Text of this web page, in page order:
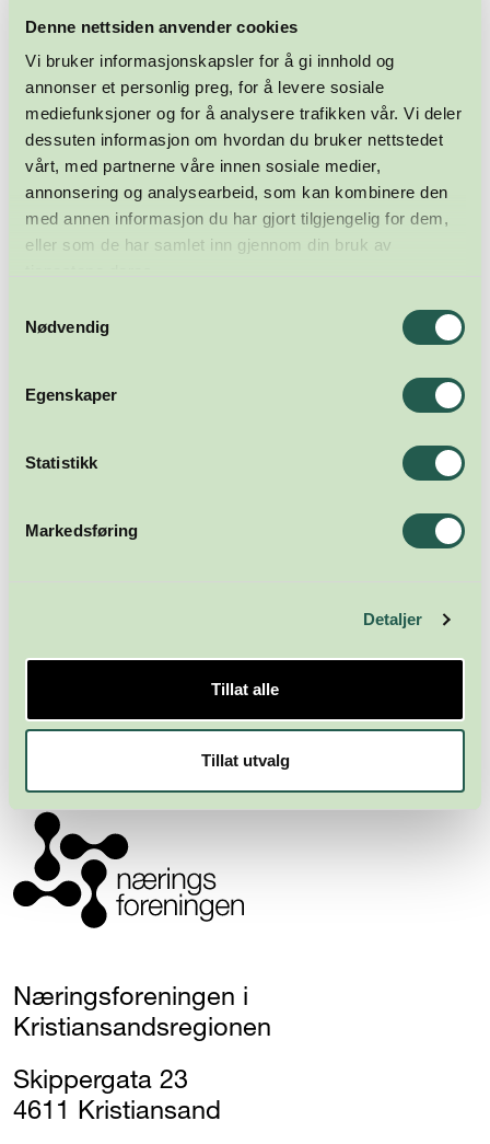
Denne nettsiden anvender cookies
Vi bruker informasjonskapsler for å gi innhold og
annonser et personlig preg, for å levere sosiale
mediefunksjoner og for å analysere trafikken vår. Vi deler
dessuten informasjon om hvordan du bruker nettstedet
vårt, med partnerne våre innen sosiale medier,
annonsering og analysearbeid, som kan kombinere den
med annen informasjon du har gjort tilgjengelig for dem,
eller som de har samlet inn gjennom din bruk av
Nødvendig
Egenskaper
Statistikk
Markedsføring
Detaljer
Tillat alle
Tillat utvalg
Meld deg på nyhetsbrevet
Abonner
Næringsforeningen i
Kristiansandsregionen
Skippergata 23
4611 Kristiansand